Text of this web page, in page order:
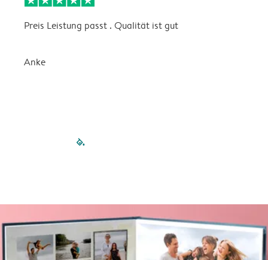
Preis Leistung passt . Qualität ist gut
Anke
filled-pagination